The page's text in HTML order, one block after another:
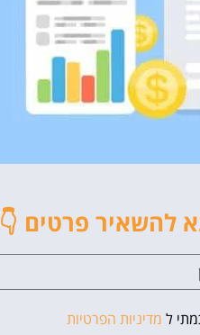
להשאיר פרטים 👇
למדיניות הפרטיות